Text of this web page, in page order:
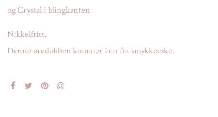
og Crystal i blingkanten.
Nikkelfritt.
Denne øredobben kommer i en fin smykkeeske.